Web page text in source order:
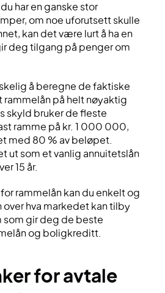
har en ganske stor
om noe uforutsett skulle
kan det være lurt å ha en
deg tilgang på penger om
å beregne de faktiske
rammelån på helt nøyaktig
skyld bruker de fleste
ramme på kr. 1 000 000,
med 80 % av beløpet.
ut som et vanlig annuitetslån
15 år.
rammelån kan du enkelt og
over hva markedet kan tilby
som gir deg de beste
og boligkreditt.